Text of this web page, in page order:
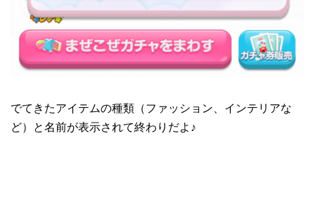
でてきたアイテムの種類（ファッション、インテリアな
ど）と名前が表示されて終わりだよ♪